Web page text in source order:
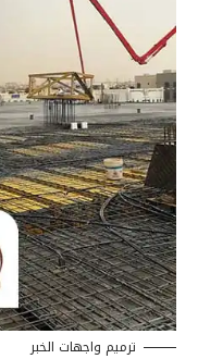
ترميم واجهات الخبر